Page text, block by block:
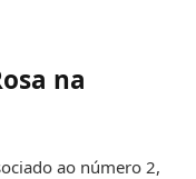
na
ao número 2,